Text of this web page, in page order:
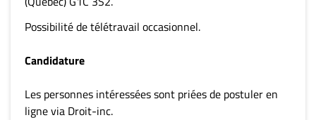
Possibilité de télétravail occasionnel.
Candidature
Les personnes intéressées sont priées de postuler en
ligne via Droit-inc.